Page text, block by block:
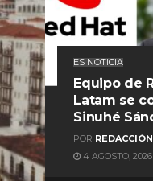
ES NOTICIA
Equipo de
Latam se
Sinuhé
POR
4 AGOSTO, 2026